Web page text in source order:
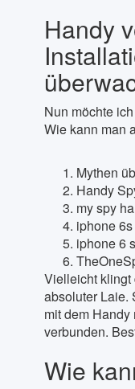
Handy
Nun möchte
Wie kann man
Mythen
Handy
my spy
iphone
iphone 6
Vielleicht klingt
absoluter Laie.
mit dem Handy
verbunden.
Wie